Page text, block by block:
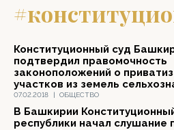
07.02.2018 | ОБЩЕСТВО
Конституционный суд
подтвердил правомочность
законоположений о
участков из земель
В Башкирии
республики начал слушание